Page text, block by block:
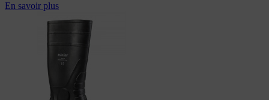
En savoir plus